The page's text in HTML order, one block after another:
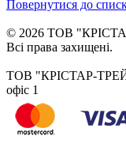
Повернутися до
© 2026 ТОВ
Всі права захищені.
ТОВ "КРІСТАР-
офіс 1